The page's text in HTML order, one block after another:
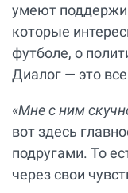
умеют
которые
футболе, о
Диалог — это
«Мне с ним
вот здесь
подругами. То
через свои